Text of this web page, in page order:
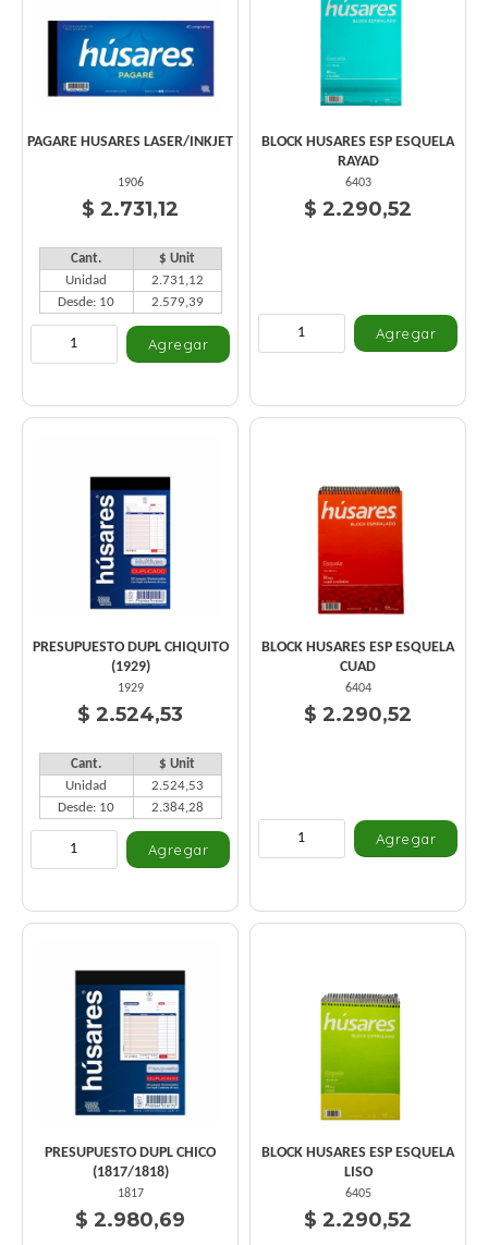
PAGARE HUSARES LASER/INKJET
1906
$ 2.731,12
Cant.
$ Unit
Unidad
2.731,12
Desde: 10
2.579,39
BLOCK HUSARES ESP ESQUELA
RAYAD
6403
$ 2.290,52
PRESUPUESTO DUPL CHIQUITO
(1929)
1929
$ 2.524,53
Cant.
$ Unit
Unidad
2.524,53
Desde: 10
2.384,28
BLOCK HUSARES ESP ESQUELA
CUAD
6404
$ 2.290,52
PRESUPUESTO DUPL CHICO
(1817/1818)
1817
$ 2.980,69
BLOCK HUSARES ESP ESQUELA
LISO
6405
$ 2.290,52